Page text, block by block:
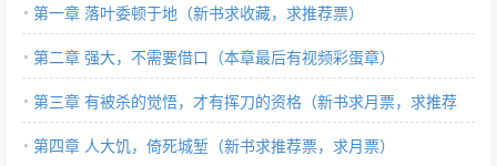
第一章 落叶委顿于地（新书求收藏，求推荐票）
第二章 强大，不需要借口（本章最后有视频彩蛋章）
第三章 有被杀的觉悟，才有挥刀的资格（新书求月票，求推荐
票）
第四章 人大饥，倚死城堑（新书求推荐票，求月票）